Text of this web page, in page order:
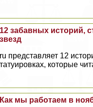
12 забавных историй,
звезд
ru представляет 12
татуировках, которые
Как мы работаем в